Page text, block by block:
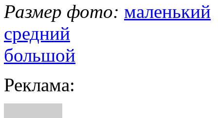
Размер фото: маленький
средний
большой
Реклама: